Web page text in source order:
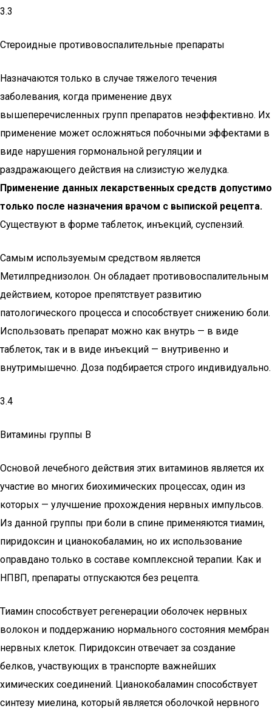
3.3
Стероидные противовоспалительные препараты
Назначаются только в случае тяжелого течения
заболевания, когда применение двух
вышеперечисленных групп препаратов неэффективно. Их
применение может осложняться побочными эффектами в
виде нарушения гормональной регуляции и
раздражающего действия на слизистую желудка.
Применение данных лекарственных средств допустимо
только после назначения врачом с выпиской рецепта.
Существуют в форме таблеток, инъекций, суспензий.
Самым используемым средством является
Метилпреднизолон. Он обладает противовоспалительным
действием, которое препятствует развитию
патологического процесса и способствует снижению боли.
Использовать препарат можно как внутрь — в виде
таблеток, так и в виде инъекций — внутривенно и
внутримышечно. Доза подбирается строго индивидуально.
3.4
Витамины группы В
Основой лечебного действия этих витаминов является их
участие во многих биохимических процессах, один из
которых — улучшение прохождения нервных импульсов.
Из данной группы при боли в спине применяются тиамин,
пиридоксин и цианокобаламин, но их использование
оправдано только в составе комплексной терапии. Как и
НПВП, препараты отпускаются без рецепта.
Тиамин способствует регенерации оболочек нервных
волокон и поддержанию нормального состояния мембран
нервных клеток. Пиридоксин отвечает за создание
белков, участвующих в транспорте важнейших
химических соединений. Цианокобаламин способствует
синтезу миелина, который является оболочкой нервного